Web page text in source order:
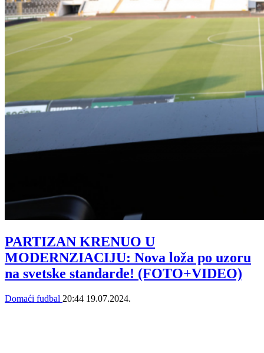
PARTIZAN KRENUO U
MODERNZIACIJU: Nova loža po uzoru
na svetske standarde! (FOTO+VIDEO)
Domaći fudbal 20:44 19.07.2024.